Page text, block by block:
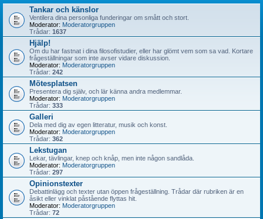
Tankar och känslor
Ventilera dina personliga funderingar om smått och stort.
Moderator: Moderatorgruppen
Trådar: 1637
Hjälp!
Om du har fastnat i dina filosofistudier, eller har glömt vem som sa vad. Kortare
frågeställningar som inte avser vidare diskussion.
Moderator: Moderatorgruppen
Trådar: 242
Mötesplatsen
Presentera dig själv, och lär känna andra medlemmar.
Moderator: Moderatorgruppen
Trådar: 333
Galleri
Dela med dig av egen litteratur, musik och konst.
Moderator: Moderatorgruppen
Trådar: 362
Lekstugan
Lekar, tävlingar, knep och knåp, men inte någon sandlåda.
Moderator: Moderatorgruppen
Trådar: 297
Opinionstexter
Debattinlägg och texter utan öppen frågeställning. Trådar där rubriken är en
åsikt eller vinklat påstående flyttas hit.
Moderator: Moderatorgruppen
Trådar: 72